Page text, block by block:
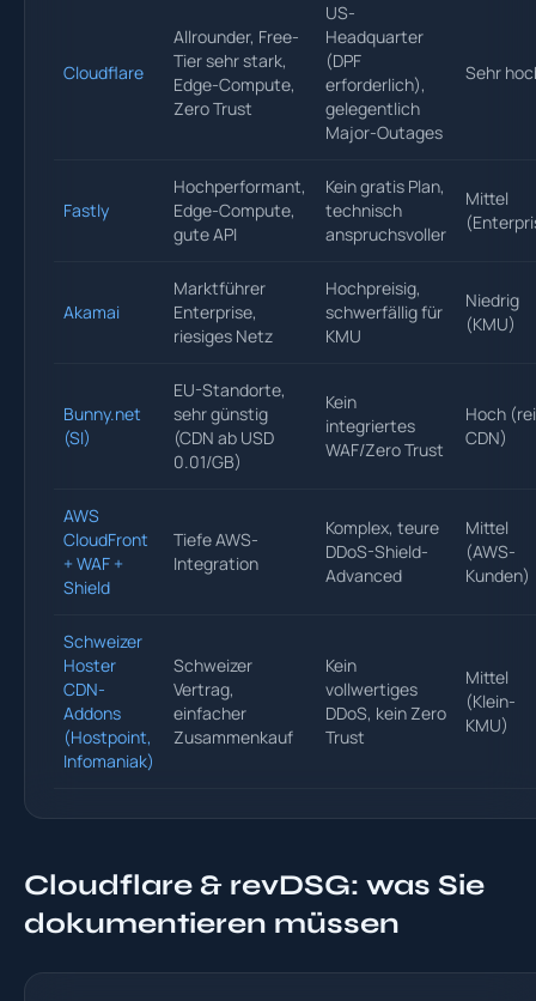
Cloudflare
Allrounder, Free-
Tier sehr stark,
Edge-Compute,
Zero Trust
US-
Headquarter
(DPF
erforderlich),
gelegentlich
Major-Outages
Sehr
Fastly
Hochperformant,
Edge-Compute,
gute API
Kein gratis Plan,
technisch
anspruchsvoller
Mittel
Akamai
Marktführer
Enterprise,
riesiges Netz
Hochpreisig,
schwerfällig für
KMU
Niedrig
(KMU)
Bunny.net
(SI)
EU-Standorte,
sehr günstig
(CDN ab USD
0.01/GB)
Kein
integriertes
WAF/Zero Trust
Hoch
CDN)
AWS
CloudFront
+ WAF +
Shield
Tiefe AWS-
Integration
Komplex, teure
DDoS-Shield-
Advanced
Mittel
(AWS-
Kunden)
Schweizer
Hoster
CDN-
Addons
(Hostpoint,
Infomaniak)
Schweizer
Vertrag,
einfacher
Zusammenkauf
Kein
vollwertiges
DDoS, kein Zero
Trust
Mittel
(Klein-
KMU)
Cloudflare & revDSG: was Sie
dokumentieren müssen